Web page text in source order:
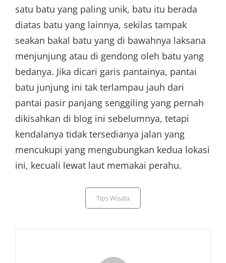
satu batu yang paling unik, batu itu berada
diatas batu yang lainnya, sekilas tampak
seakan bakal batu yang di bawahnya laksana
menjunjung atau di gendong oleh batu yang
bedanya. Jika dicari garis pantainya, pantai
batu junjung ini tak terlampau jauh dari
pantai pasir panjang senggiling yang pernah
dikisahkan di blog ini sebelumnya, tetapi
kendalanya tidak tersedianya jalan yang
mencukupi yang mengubungkan kedua lokasi
ini, kecuali lewat laut memakai perahu.
Categories
Tips Wisata